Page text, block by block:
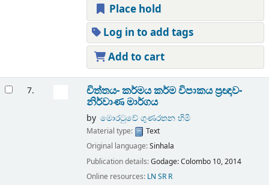
Place hold
Log in to add tags
Add to cart
7. චිත්තය- කර්මය කර්ම විපාකය ප්‍රඥාව-
නිර්වාණ මාර්ගය
by මොරටුවේ ගුණරතන හිමි
Material type:
Text
Original language:Sinhala
Publication details:Godage:Colombo 10,2014
Online resources: LN SR R